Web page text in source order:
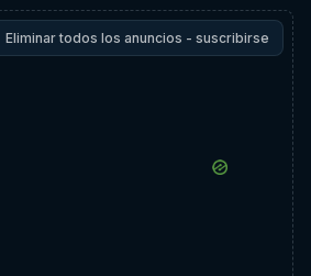
Eliminar todos los anuncios - suscribirse